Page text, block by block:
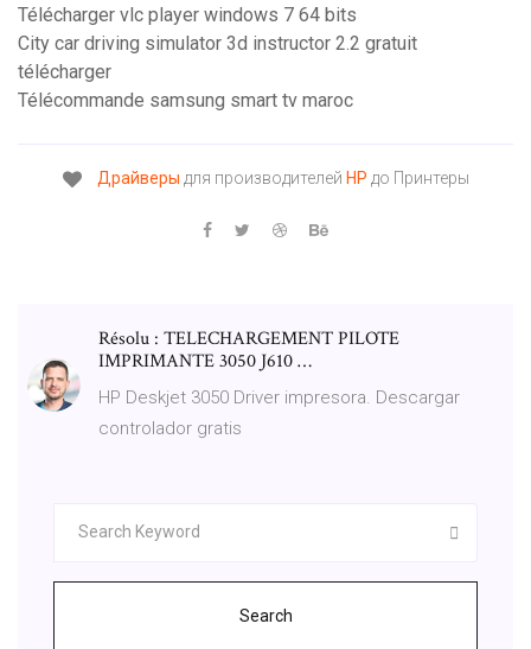
Télécharger vlc player windows 7 64 bits
City car driving simulator 3d instructor 2.2 gratuit
télécharger
Télécommande samsung smart tv maroc
Драйверы для производителей HP до Принтеры
Résolu : TELECHARGEMENT PILOTE
IMPRIMANTE 3050 J610 …
HP Deskjet 3050 Driver impresora. Descargar
controlador gratis
Search